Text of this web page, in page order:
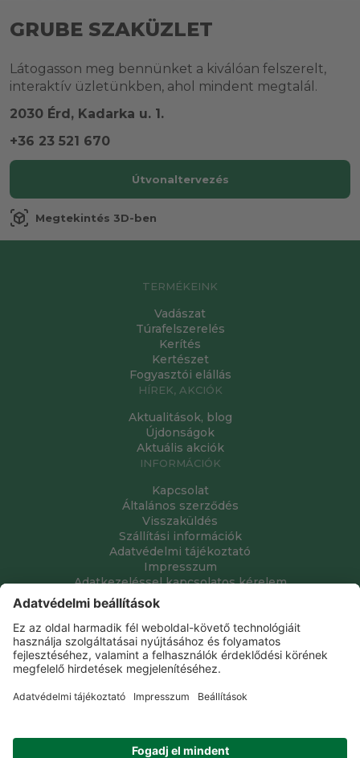
GRUBE SZAKÜZLET
Látogasson meg bennünket a kiválóan felszerelt,
interaktív üzletünkben, ahol mindent megtalál.
2030 Érd, Kadarka u. 1.
+36 23 521 670
Útvonaltervezés
view_in_ar Megtekintés 3D-ben
TERMÉKEINK
Vadászat
Túrafelszerelés
Kerítés
Kertészet
Fogyasztói elállás
HÍREK, AKCIÓK
Aktualitások, blog
Újdonságok
Aktuális akciók
INFORMÁCIÓK
Kapcsolat
Általános szerződés
Visszaküldés
Szállítási információk
Adatvédelmi tájékoztató
Impresszum
Adatkezeléssel kapcsolatos kérelem